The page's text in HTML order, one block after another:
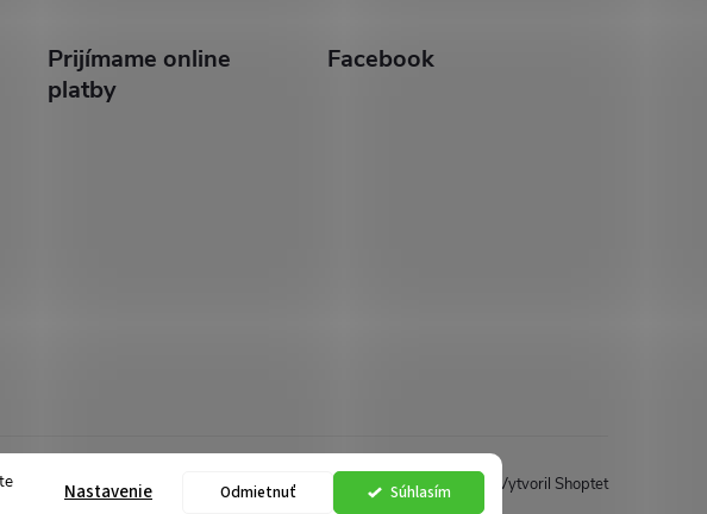
Súhlasím
Odmietnuť
Nastavenie
Prijímame online
platby
Facebook
Vytvoril Shoptet